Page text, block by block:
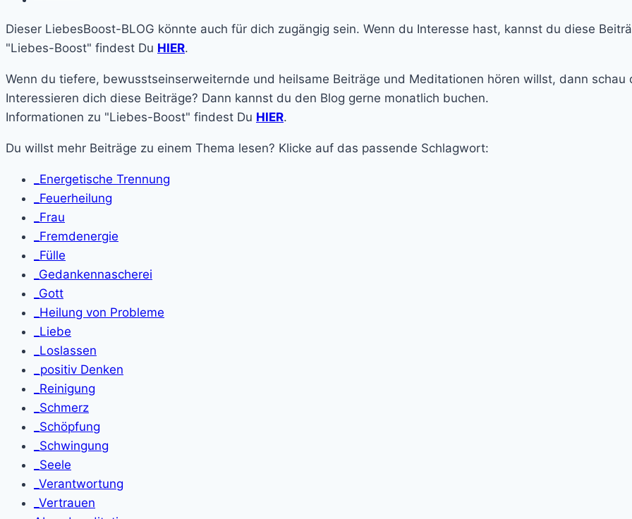
Dieser LiebesBoost-BLOG könnte auch für dich zugängig sein. Wenn du Interesse hast, kannst du diese
"Liebes-Boost" findest Du HIER.
Wenn du tiefere, bewusstseinserweiternde und heilsame Beiträge und Meditationen hören willst, dann schau
Interessieren dich diese Beiträge? Dann kannst du den Blog gerne monatlich buchen.
Informationen zu "Liebes-Boost" findest Du HIER.
Du willst mehr Beiträge zu einem Thema lesen? Klicke auf das passende Schlagwort:
_Energetische Trennung
_Feuerheilung
_Frau
_Fremdenergie
_Fülle
_Gedankennascherei
_Gott
_Heilung von Probleme
_Liebe
_Loslassen
_positiv Denken
_Reinigung
_Schmerz
_Schöpfung
_Schwingung
_Seele
_Verantwortung
_Vertrauen